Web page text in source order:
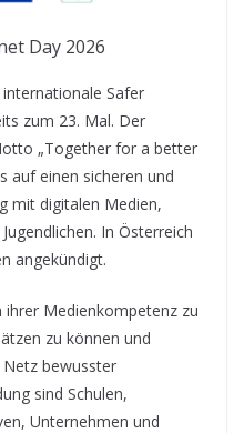
Day 2026
Safer
zum 23. Mal. Der
„Together for a better
auf einen sicheren und
mit digitalen Medien,
In Österreich
angekündigt.
ihrer Medienkompetenz zu
zu können und
bewusster
sind Schulen,
Unternehmen und